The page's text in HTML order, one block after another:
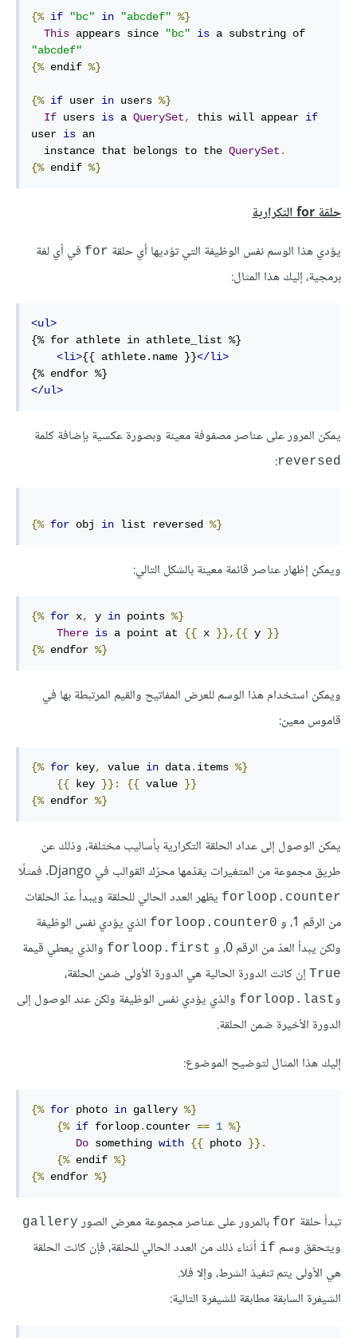
{% if "bc" in "abcdef" %}
This appears since "bc" is
"abcdef"
{% endif %}
{% if user in users %}
If users is a QuerySet, this will appear if
user is an
  instance that belongs to the
QuerySet .
{% endif %}
حلقة for التكرارية
يؤدي هذا الوسم نفس الوظيفة التي تؤديها أي حلقة for في أي لغة
برمجية، إليك هذا المثال:
<ul>
{% for athlete in athlete_list %}
<li>{{ athlete.name }}</li>
</ul>
يمكن المرور على عناصر مصفوفة معينة وبصورة عكسية بإضافة كلمة
reversed
:
{% for obj in list reversed %}
ويمكن إظهار عناصر قائمة معينة بالشكل التالي:
{% for x, y in points %}
There is a point at {{ x }}, {{ y }}
{% endfor %}
ويمكن استخدام هذا الوسم للعرض المفاتيح والقيم المرتبطة بها في
قاموس معين:
{% for key, value in data. items %}
{{ key }} : {{ value }}
{% endfor %}
يمكن الوصول إلى عداد الحلقة التكرارية بأساليب مختلفة، وذلك عن
طريق مجموعة من المتغيرات يقدّمها محرّك القوالب في Django. فمثلًا
forloop.counter يظهر العدد الحالي للحلقة ويبدأ عدّ الحلقات
من الرقم 1، و
forloop.counter0 الذي يؤدي نفس الوظيفة
ولكن يبدأ العدّ من الرقم 0، و
forloop.first والذي يعطي قيمة
True إن كانت الدورة الحالية هي الدورة اﻷولى ضمن الحلقة،
وforloop.last والذي يؤدي نفس الوظيفة ولكن عند الوصول إلى
الدورة اﻷخيرة ضمن الحلقة.
إليك هذا المثال لتوضيح الموضوع:
{% for photo in gallery %}
{% if forloop. counter == 1 %}
Do something with {{ photo }} .
{% endif %}
{% endfor %}
تبدأ حلقة for بالمرور على عناصر مجموعة معرض الصور gallery
ويتحقق وسم if أثناء ذلك من العدد الحالي للحلقة، فإن كانت الحلقة
هي اﻷولى يتم تنفيذ الشرط، وإلا فلا.
الشيفرة السابقة مطابقة للشيفرة التالية: